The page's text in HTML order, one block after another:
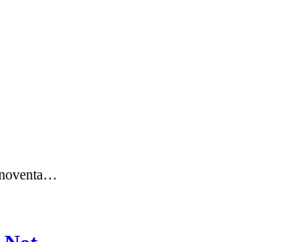
noventa…